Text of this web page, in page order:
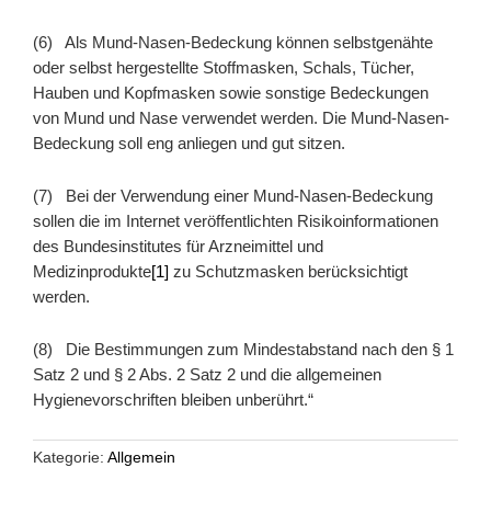
(6) Als Mund-Nasen-Bedeckung können selbstgenähte
oder selbst hergestellte Stoffmasken, Schals, Tücher,
Hauben und Kopfmasken sowie sonstige Bedeckungen
von Mund und Nase verwendet werden. Die Mund-Nasen-
Bedeckung soll eng anliegen und gut sitzen.
(7) Bei der Verwendung einer Mund-Nasen-Bedeckung
sollen die im Internet veröffentlichten Risikoinformationen
des Bundesinstitutes für Arzneimittel und
Medizinprodukte[1] zu Schutzmasken berücksichtigt
werden.
(8) Die Bestimmungen zum Mindestabstand nach den § 1
Satz 2 und § 2 Abs. 2 Satz 2 und die allgemeinen
Hygienevorschriften bleiben unberührt.“
Kategorie: Allgemein